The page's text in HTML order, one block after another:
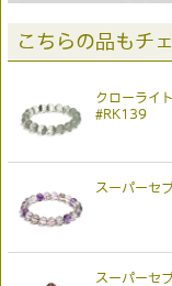
こちらの品もチ
クローライ
#RK139
スーパーセ
スーパーセ